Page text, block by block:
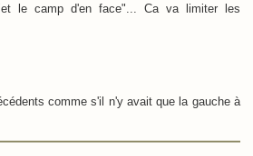
le camp d'en face"... Ca va limiter les
comme s'il n'y avait que la gauche à